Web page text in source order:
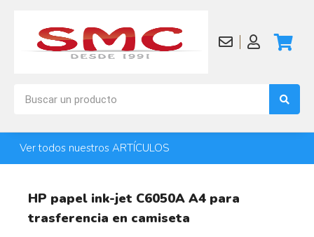
Ver todos nuestros ARTÍCULOS
HP papel ink-jet C6050A A4 para
trasferencia en camiseta